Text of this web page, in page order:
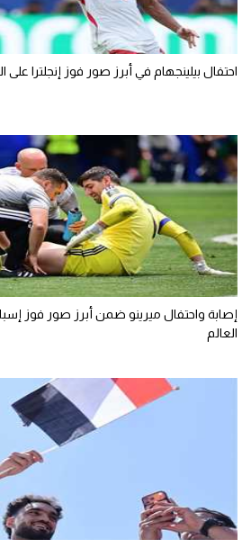
احتفال بيلينجهام في أبرز صور فوز إنجلترا على
إصابة واحتفال ميرينو ضمن أبرز صور فوز
العالم